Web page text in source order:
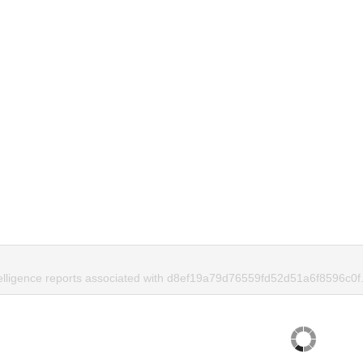
reports associated with d8ef19a79d76559fd52d51a6f8596c0f.